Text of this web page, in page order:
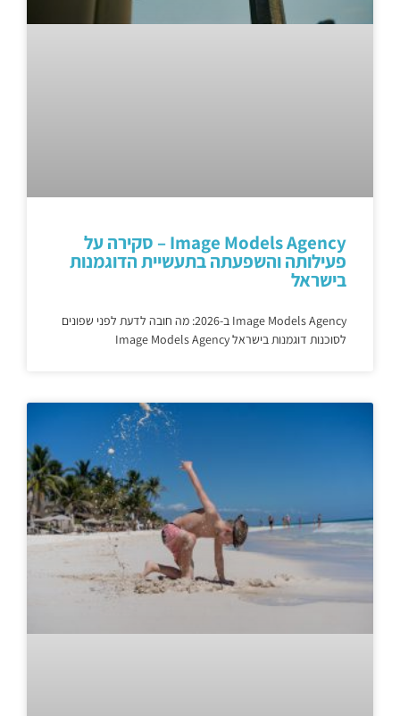
Image Models Agency – סקירה על
פעילותה והשפעתה בתעשיית הדוגמנות
בישראל
Image Models Agency ב-2026: מה חובה לדעת לפני שפונים
לסוכנות דוגמנות בישראל Image Models Agency